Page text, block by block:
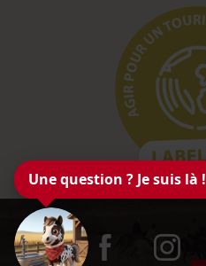
Une question ? Je suis là !